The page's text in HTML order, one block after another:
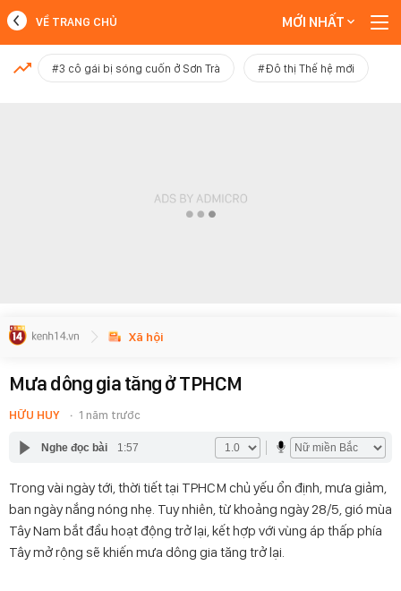
MỚI NHẤT
VỀ TRANG CHỦ MỚI NHẤT
#3 cô gái bị sóng cuốn ở Sơn Trà #Đô thị Thế hệ mới
Xã hội
Mưa dông gia tăng ở TPHCM
HỮU HUY 1 năm trước
Nghe đọc bài 1:57
Trong vài ngày tới, thời tiết tại TPHCM chủ yếu ổn định, mưa giảm,
ban ngày nắng nóng nhẹ. Tuy nhiên, từ khoảng ngày 28/5, gió mùa
Tây Nam bắt đầu hoạt động trở lại, kết hợp với vùng áp thấp phía
Tây mở rộng sẽ khiến mưa dông gia tăng trở lại.